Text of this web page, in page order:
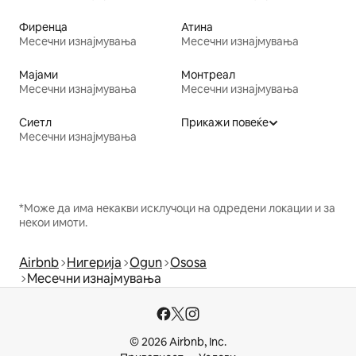
Фиренца
Месечни изнајмувања
Атина
Месечни изнајмувања
Мајами
Месечни изнајмувања
Монтреал
Месечни изнајмувања
Сиетл
Месечни изнајмувања
Прикажи повеќе
*Може да има некакви исклучоци на одредени локации и за
некои имоти.
Airbnb Нигерија Ogun Ososa
Месечни изнајмувања
© 2026 Airbnb, Inc.